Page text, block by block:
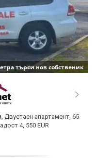
търси нов собственик
Двустаен апартамент, 65
4, 550 EUR